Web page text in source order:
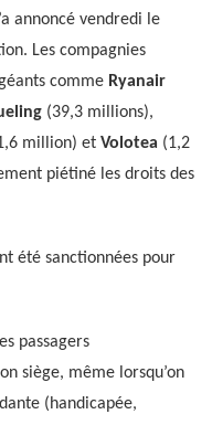
annoncé vendredi le
Les compagnies
comme Ryanair
(39,3 millions),
million) et Volotea (1,2
piétiné les droits des
été sanctionnées pour
passagers
siège, même lorsqu’on
(handicapée,